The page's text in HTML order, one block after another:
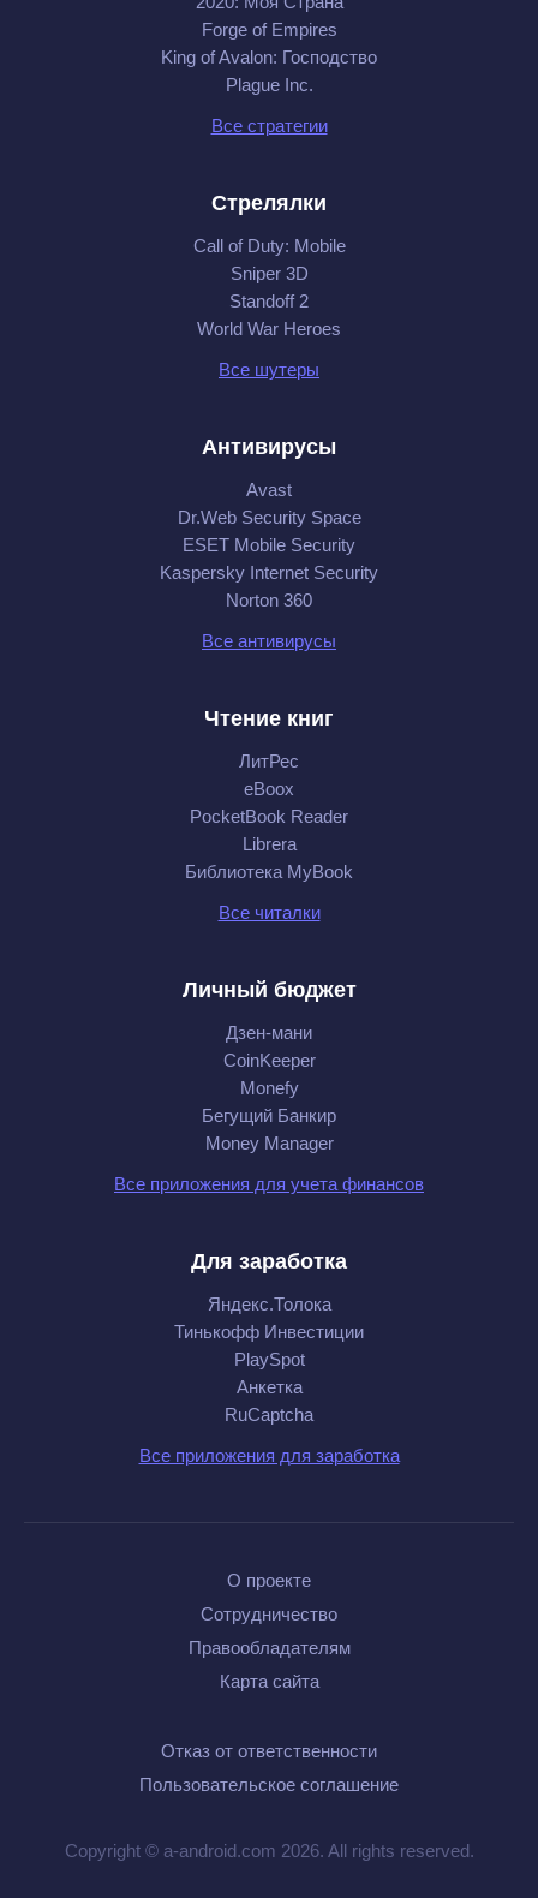
Forge of Empires
King of Avalon: Господство
Plague Inc.
Все стратегии
Стрелялки
Call of Duty: Mobile
Sniper 3D
Standoff 2
World War Heroes
Все шутеры
Антивирусы
Avast
Dr.Web Security Space
ESET Mobile Security
Kaspersky Internet Security
Norton 360
Все антивирусы
Чтение книг
ЛитРес
eBoox
PocketBook Reader
Librera
Библиотека MyBook
Все читалки
Личный бюджет
Дзен-мани
CoinKeeper
Monefy
Бегущий Банкир
Money Manager
Все приложения для учета финансов
Для заработка
Яндекс.Толока
Тинькофф Инвестиции
PlaySpot
Анкетка
RuCaptcha
Все приложения для заработка
О проекте
Сотрудничество
Правообладателям
Карта сайта
Отказ от ответственности
Пользовательское соглашение
Copyright © a-android.com 2026. All rights reserved.